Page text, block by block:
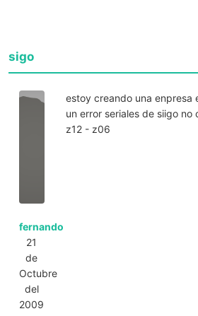
sigo
fernando
21
de
Octubre
del
2009
estoy creando una enpresa
un error seriales de siigo no
z12 - z06